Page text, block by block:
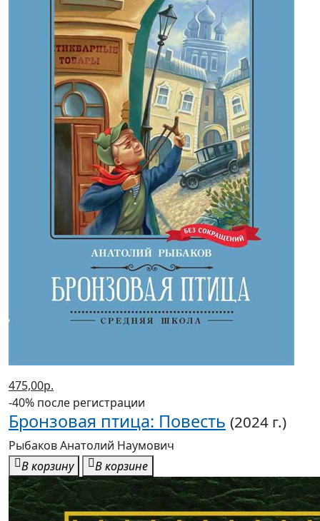
475,00р.
-40% после регистрации
Бронзовая птица: Повесть (2024 г.)
Рыбаков Анатолий Наумович
В корзину
В корзине